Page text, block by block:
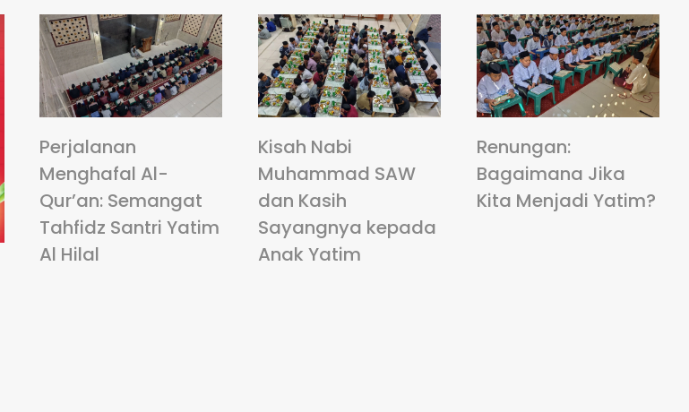
Perjalanan
Menghafal Al-
Qur’an: Semangat
Tahfidz Santri Yatim
Al Hilal
Kisah Nabi
Muhammad SAW
dan Kasih
Sayangnya kepada
Anak Yatim
Renungan:
Bagaimana Jika
Kita Menjadi Yatim?